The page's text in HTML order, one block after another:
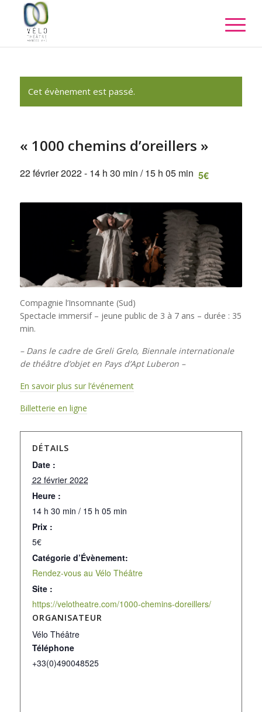
Cet évènement est passé.
« 1000 chemins d’oreillers »
22 février 2022 - 14 h 30 min /15 h 05 min 5€
Compagnie l’Insomnante (Sud)
Spectacle immersif – jeune public de 3 à 7 ans – durée : 35
min.
– Dans le cadre de Greli Grelo, Biennale internationale
de théâtre d’objet en Pays d’Apt Luberon –
En savoir plus sur l’événement
Billetterie en ligne
DÉTAILS
Date :
22 février 2022
Heure :
14 h 30 min / 15 h 05 min
Prix :
5€
Catégorie d’Évènement:
Rendez-vous au Vélo Théâtre
Site :
https://velotheatre.com/1000-chemins-doreillers/
ORGANISATEUR
Vélo Théâtre
Téléphone
+33(0)490048525